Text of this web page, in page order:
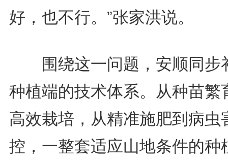
好，也不行。”张家洪说。
围绕这一问题，安顺同步
种植端的技术体系。从种苗繁
高效栽培，从精准施肥到病虫
控，一整套适应山地条件的种